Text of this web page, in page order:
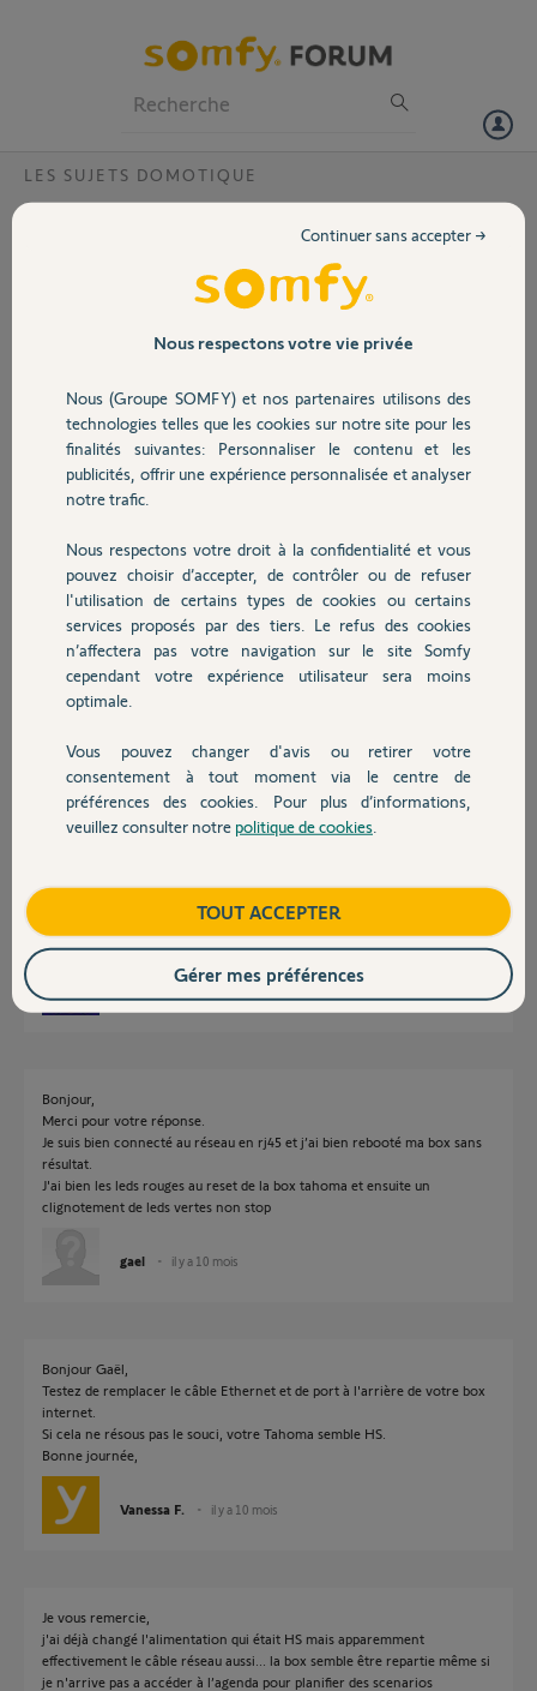
Volet
Sécurité
Domotique
Chauffage
Autres produits
Devis avec un pro
Contact
LES SUJETS DOMOTIQUE
Probleme de connexion Tahoma box au
Depuis plusieurs jours ma Tahoma box n'arrive plus a se connecter au
serveur, et ce malgré un reset de la box.
Pourriez-vous m'aider svp ?
Merci par avance
Merci,
Participer au fil de discussion
Réponses
Bonsoir
Vous avez une Tahoma V2 connecté en RJ45
Avez vous rebootez la box internet ?
Vérifier la couleur de la led
il y a 10 mois
Bonjour,
Merci pour votre réponse.
Je suis bien connecté au réseau en rj45 et j’ai bien rebooté ma box sans
résultat.
J'ai bien les leds rouges au reset de la box tahoma et ensuite un
clignotement de leds vertes non stop
gael il y a 10 mois
Bonjour Gaël,
Testez de remplacer le câble Ethernet et de port à l'arrière de votre box
internet.
Si cela ne résous pas le souci, votre Tahoma semble HS.
Bonne journée,
Vanessa F. il y a 10 mois
Je vous remercie,
j'ai déjà changé l'alimentation qui était HS mais apparemment
effectivement le câble réseau aussi... la box semble être repartie même si
je n'arrive pas a accéder à l’agenda pour planifier des scenarios
Nous respectons votre vie privée
Nous (Groupe SOMFY) et nos partenaires utilisons des
technologies telles que les cookies sur notre site pour les
finalités suivantes: Personnaliser le contenu et les
publicités, offrir une expérience personnalisée et analyser
notre trafic.
Nous respectons votre droit à la confidentialité et vous
pouvez choisir d’accepter, de contrôler ou de refuser
l'utilisation de certains types de cookies ou certains
services proposés par des tiers. Le refus des cookies
n’affectera pas votre navigation sur le site Somfy
cependant votre expérience utilisateur sera moins
optimale.
Vous pouvez changer d'avis ou retirer votre
consentement à tout moment via le centre de
préférences des cookies. Pour plus d’informations,
veuillez consulter notre politique de cookies
Continuer sans accepter →
TOUT ACCEPTER
Gérer mes préférences